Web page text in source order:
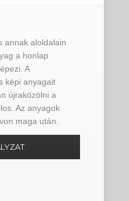
annak aloldalain
a honlap
A
képi anyagait
újraközölni a
Az anyagok
maga után.